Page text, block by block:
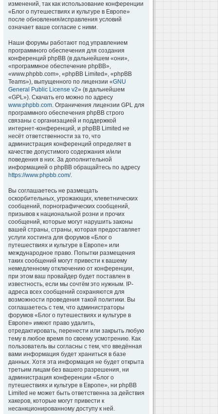
изменений, так как использование конференции
«Блог о путешествиях и культуре в Европе»
после обновления/исправления условий
означает ваше согласие с ними.
Наши форумы работают под управлением
программного обеспечения для создания
конференций phpBB (в дальнейшем «они»,
«программное обеспечение phpBB»,
«www.phpbb.com», «phpBB Limited», «phpBB
Teams»), выпущенного по лицензии «GNU
General Public License v2» (в дальнейшем
«GPL»). Скачать его можно по адресу
www.phpbb.com. Ограничения лицензии GPL для
программного обеспечения phpBB строго
связаны с организацией и поддержкой
интернет-конференций, и phpBB Limited не
несёт ответственности за то, что
администрация конференций определяет в
качестве допустимого содержания и/или
поведения в них. За дополнительной
информацией о phpBB обращайтесь по адресу
https://www.phpbb.com/.
Вы соглашаетесь не размещать
оскорбительных, угрожающих, клеветнических
сообщений, порнографических сообщений,
призывов к национальной розни и прочих
сообщений, которые могут нарушить законы
вашей страны, страны, которая предоставляет
услуги хостинга для форумов «Блог о
путешествиях и культуре в Европе» или
международное право. Попытки размещения
таких сообщений могут привести к вашему
немедленному отключению от конференции,
при этом ваш провайдер будет поставлен в
известность, если мы сочтём это нужным. IP-
адреса всех сообщений сохраняются для
возможности проведения такой политики. Вы
соглашаетесь с тем, что администраторы
форумов «Блог о путешествиях и культуре в
Европе» имеют право удалить,
отредактировать, перенести или закрыть любую
тему в любое время по своему усмотрению. Как
пользователь вы согласны с тем, что введённая
вами информация будет храниться в базе
данных. Хотя эта информация не будет открыта
третьим лицам без вашего разрешения, ни
администрация конференции «Блог о
путешествиях и культуре в Европе», ни phpBB
Limited не может быть ответственна за действия
хакеров, которые могут привести к
несанкционированному доступу к ней.